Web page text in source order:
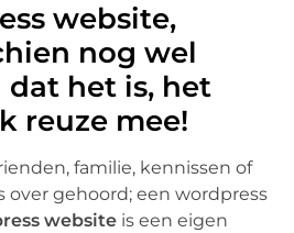
website,
nog wel
het is, het
reuze mee!
familie, kennissen of
over gehoord; een wordpress
website is een eigen